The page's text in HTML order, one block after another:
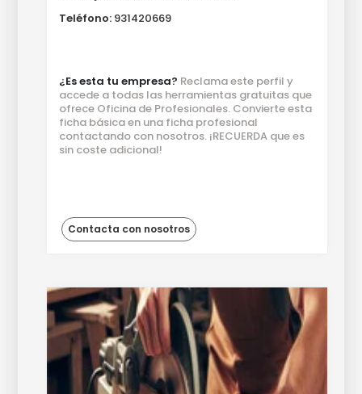
Teléfono: 931420669
¿Es esta tu empresa? Reclama este perfil y
accede a todas las herramientas gratuitas que
ofrece Oficina de Profesionales. Convierte esta
ficha básica en una ficha profesional
contactando con nosotros. ¡RECUERDA que es
sin coste adicional!
Contacta con nosotros